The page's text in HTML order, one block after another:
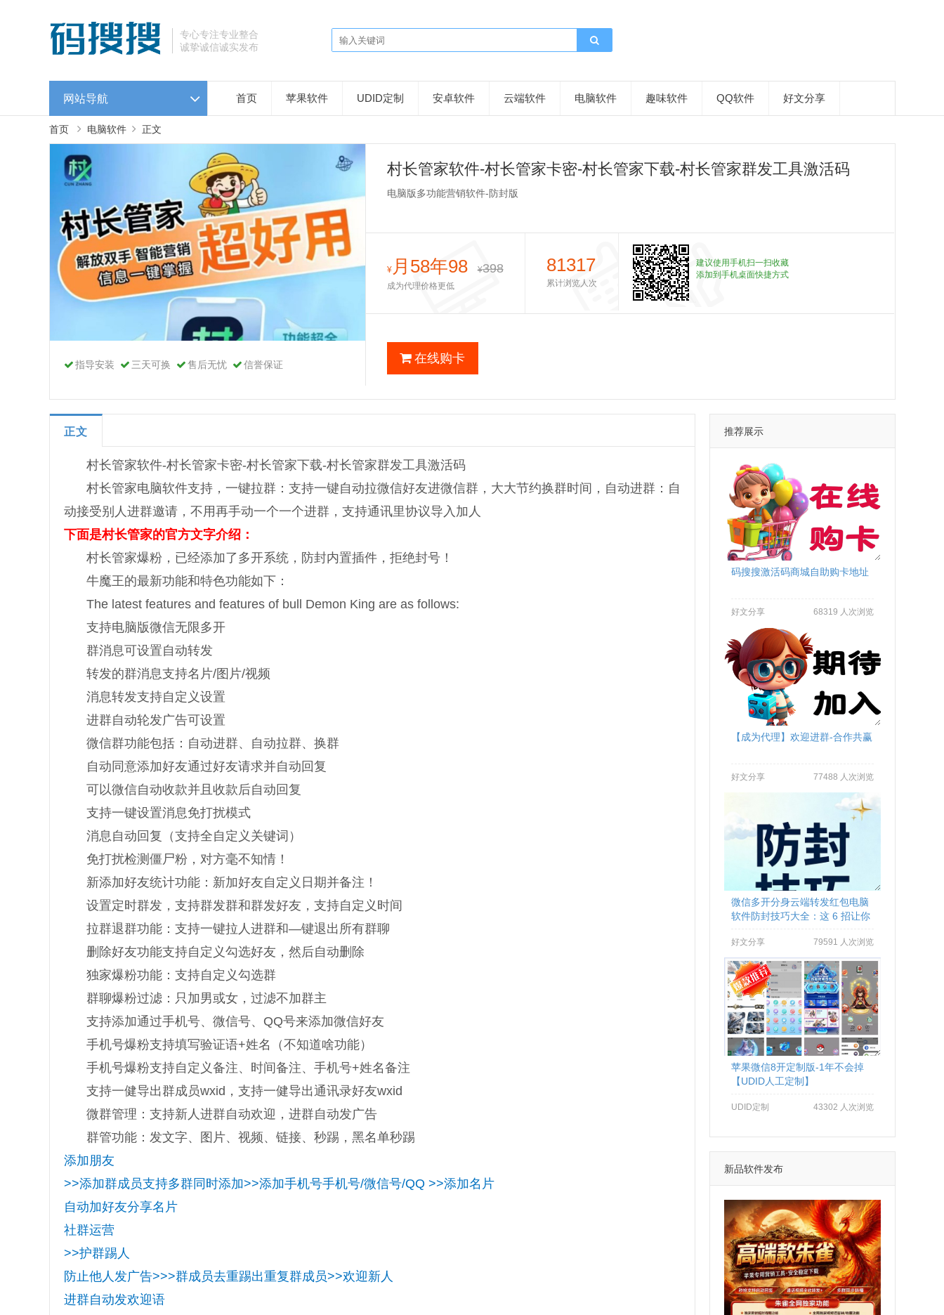
专心专注专业整合
诚挚诚信诚实发布
网站导航 首页 苹果软件 UDID定制 安卓软件 云端软件 电脑软件 趣味软件 QQ软件 好文分享
首页 电脑软件 正文
指导安装 三天可换 售后无忧 信誉保证
村长管家软件-村长管家卡密-村长管家下载-村长管家群发工具激活码
电脑版多功能营销软件-防封版
¥月58年98 ¥398
成为代理价格更低
81317
累计浏览人次
建议使用手机扫一扫收藏
添加到手机桌面快捷方式
在线购卡
正文
村长管家软件-村长管家卡密-村长管家下载-村长管家群发工具激活码
村长管家电脑软件支持，一键拉群：支持一键自动拉微信好友进微信群，大大节约换群时间，自动进群：自
动接受别人进群邀请，不用再手动一个一个进群，支持通讯里协议导入加人
下面是村长管家的官方文字介绍：
村长管家爆粉，已经添加了多开系统，防封内置插件，拒绝封号！
牛魔王的最新功能和特色功能如下：
The latest features and features of bull Demon King are as follows:
支持电脑版微信无限多开
群消息可设置自动转发
转发的群消息支持名片/图片/视频
消息转发支持自定义设置
进群自动轮发广告可设置
微信群功能包括：自动进群、自动拉群、换群
自动同意添加好友通过好友请求并自动回复
可以微信自动收款并且收款后自动回复
支持一键设置消息免打扰模式
消息自动回复（支持全自定义关键词）
免打扰检测僵尸粉，对方毫不知情！
新添加好友统计功能：新加好友自定义日期并备注！
设置定时群发，支持群发群和群发好友，支持自定义时间
拉群退群功能：支持一键拉人进群和—键退出所有群聊
删除好友功能支持自定义勾选好友，然后自动删除
独家爆粉功能：支持自定义勾选群
群聊爆粉过滤：只加男或女，过滤不加群主
支持添加通过手机号、微信号、QQ号来添加微信好友
手机号爆粉支持填写验证语+姓名（不知道啥功能）
手机号爆粉支持自定义备注、时间备注、手机号+姓名备注
支持一健导出群成员wxid，支持一健导出通讯录好友wxid
微群管理：支持新人进群自动欢迎，进群自动发广告
群管功能：发文字、图片、视频、链接、秒踢，黑名单秒踢
添加朋友
>>添加群成员支持多群同时添加>>添加手机号手机号/微信号/QQ >>添加名片
自动加好友分享名片
社群运营
>>护群踢人
防止他人发广告>>>群成员去重踢出重复群成员>>欢迎新人
进群自动发欢迎语
推荐展示
码搜搜激活码商城自助购卡地址
好文分享 68319 人次浏览
【成为代理】欢迎进群-合作共赢
好文分享 77488 人次浏览
微信多开分身云端转发红包电脑
软件防封技巧大全：这 6 招让你
好文分享 79591 人次浏览
苹果微信8开定制版-1年不会掉
【UDID人工定制】
UDID定制 43302 人次浏览
新品软件发布